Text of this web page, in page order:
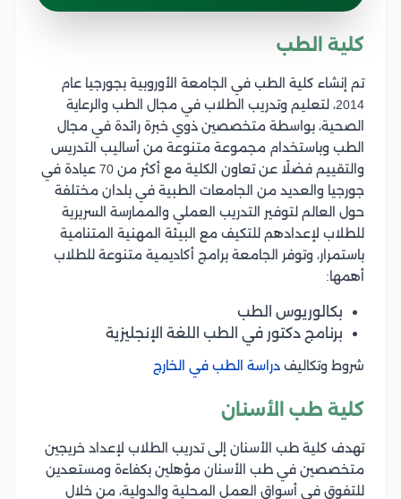
كلية الطب
تم إنشاء كلية الطب في الجامعة الأوروبية بجورجيا عام
2014، لتعليم وتدريب الطلاب في مجال الطب والرعاية
الصحية، بواسطة متخصصين ذوي خبرة رائدة في مجال
الطب وباستخدام مجموعة متنوعة من أساليب التدريس
والتقييم فضلًا عن تعاون الكلية مع أكثر من 70 عيادة في
جورجيا والعديد من الجامعات الطبية في بلدان مختلفة
حول العالم لتوفير التدريب العملي والممارسة السريرية
للطلاب لإعدادهم للتكيف مع البيئة المهنية المتنامية
باستمرار، وتوفر الجامعة برامج أكاديمية متنوعة للطلاب
أهمها:
بكالوريوس الطب
برنامج دكتور في الطب اللغة الإنجليزية
شروط وتكاليف دراسة الطب في الخارج
كلية طب الأسنان
تهدف كلية طب الأسنان إلى تدريب الطلاب لإعداد خريجين
متخصصين في طب الأسنان مؤهلين بكفاءة ومستعدين
للتفوق في أسواق العمل المحلية والدولية، من خلال